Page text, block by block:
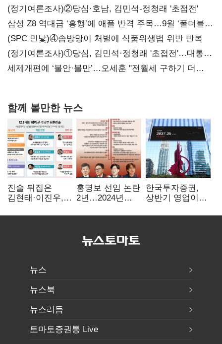
(정기여론조사)②당심·호남, 김민석-정청래 '초접전'
삼성 Z8 역대급 ‘흥행’에 애플 반격 주목…9월 ‘폴더블
대전’
(SPC 민낯)④솜방망이 처벌에 식품위생법 위반 반복
(정기여론조사)①당심, 김민석·정청래 '초접전'…대통령
지지도 '50% 아래로'(종합)
세제개편에 ‘불안·불만’…오세훈 "전월세 구하기 더
함께 볼만한 뉴스
진술 뒤집은
김현태·이진우,
헌신"…법정서
홍명보 선임 논란
2년…2024년
압색까지
한국투자증권,
상반기 영업이익
전년비 89.1%↑
뉴스
뉴스북
뉴스리듬
토마토증권통 Live